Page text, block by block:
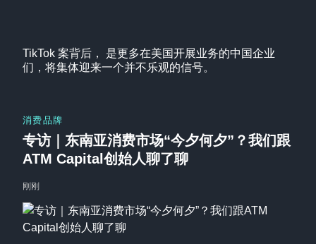
TikTok 案背后， 是更多在美国开展业务的中国企业
们，将集体迎来一个并不乐观的信号。
消费品牌
专访｜东南亚消费市场“今夕何夕”？我们跟
ATM Capital创始人聊了聊
刚刚